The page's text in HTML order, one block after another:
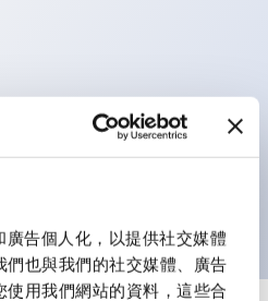
告個人化，以提供社交媒體
也與我們的社交媒體、廣告
用我們網站的資料，這些合
的彈子鎖結構
）